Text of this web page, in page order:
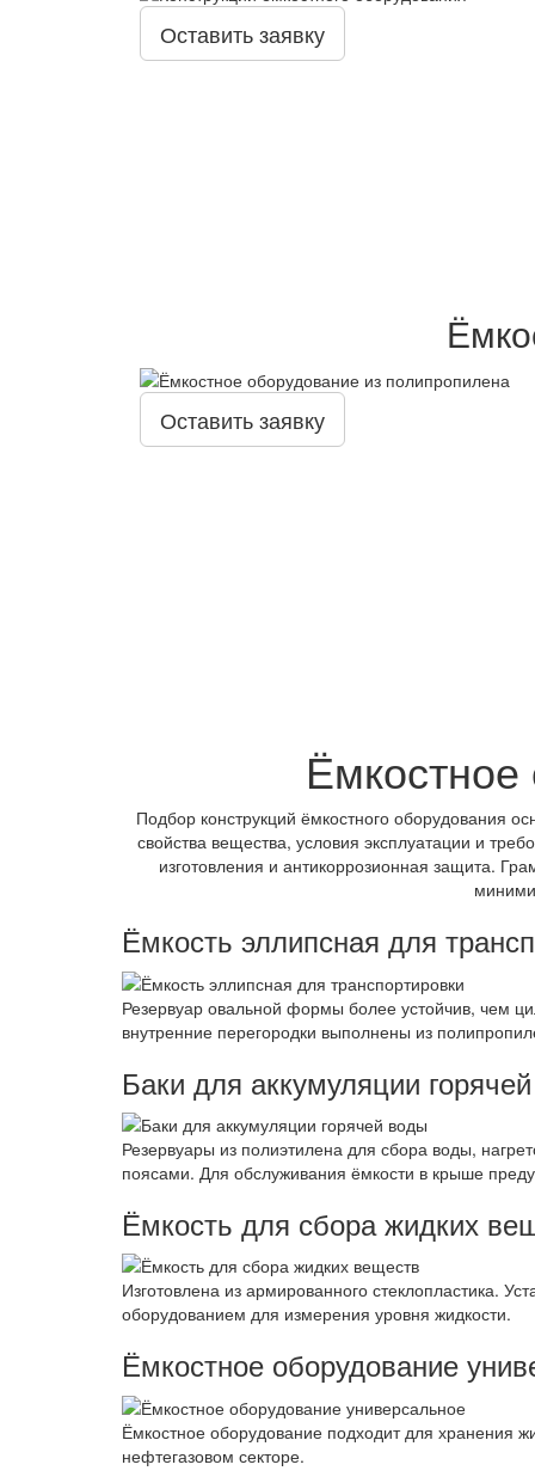
Оставить заявку
Оставить заявку
Подбор конструкций ёмкостного оборудования
свойства вещества, условия эксплуатации и
изготовления и антикоррозионная защита.
Ёмкость эллипсная для
Резервуар овальной формы более устойчив, чем
внутренние перегородки выполнены из
Баки для аккумуляции
Резервуары из полиэтилена для сбора воды,
поясами. Для обслуживания ёмкости в крыше
Ёмкость для сбора жидких
Изготовлена из армированного стеклопластика.
оборудованием для измерения уровня жидкости.
Ёмкостное оборудование
Ёмкостное оборудование подходит для хранения
нефтегазовом секторе.